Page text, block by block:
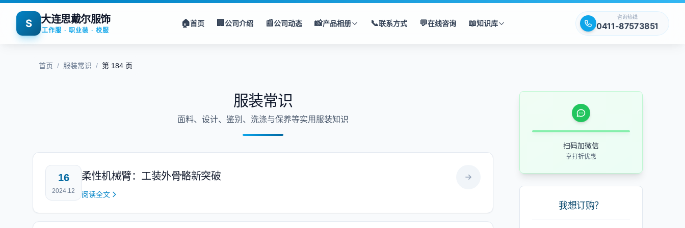
S 大连思戴尔服饰
工作服 · 职业装 · 校服
🏠首页 🏢公司介绍 📰公司动态 📸产品相册 📞联系方式 💬在线咨询 📖知识库
咨询热线
0411-87573851
首页 / 服装常识 / 第 184 页
服装常识
面料、设计、鉴别、洗涤与保养等实用服装知识
16
2024.12
柔性机械臂：工装外骨骼新突破
阅读全文
扫码加微信
享打折优惠
我想订购？